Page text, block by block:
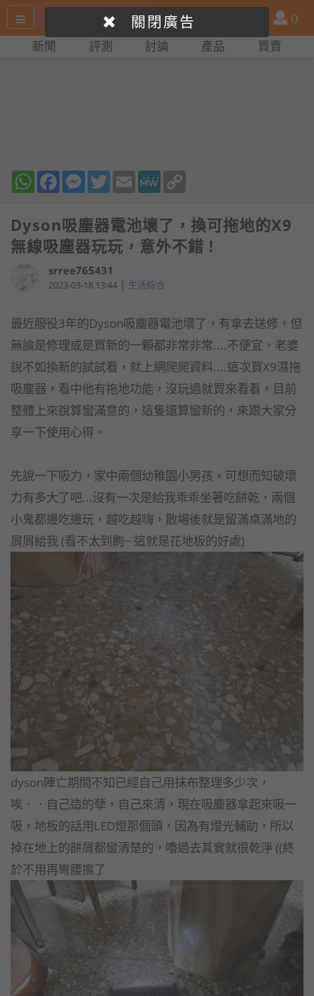
尋
產
品
比
會
員
0
新聞 評測 討論 產品 買賣
WhatsAppFacebookMessenger
TwitterEmail MeWe
Dyson吸塵器電池壞了，換可拖地的X9
無線吸塵器玩玩，意外不錯 !
srree765431
2023-03-18 13:44 | 生活綜合
最近服役3年的Dyson吸塵器電池壞了，有拿去送修，但
無論是修理或是買新的一顆都非常非常....不便宜，老婆
說不如換新的試試看，就上網爬爬資料....這次買X9濕拖
吸塵器，看中他有拖地功能，沒玩過就買來看看，目前
整體上來說算蠻滿意的，這隻還算蠻新的，來跟大家分
享一下使用心得。
先說一下吸力，家中兩個幼稚園小男孩，可想而知破壞
力有多大了吧...沒有一次是給我乖乖坐著吃餅乾，兩個
小鬼都邊吃邊玩，越吃越嗨，散場後就是留滿桌滿地的
屑屑給我 (看不太到齁~ 這就是花地板的好處)
dyson陣亡期間不知已經自己用抹布整理多少次，
唉．．自己造的孽，自己來清，現在吸塵器拿起來吸一
吸，地板的話用LED燈那個頭，因為有燈光輔助，所以
掉在地上的餅屑都蠻清楚的，嚕過去其實就很乾淨 ((終
於不用再彎腰擦了
關閉廣告